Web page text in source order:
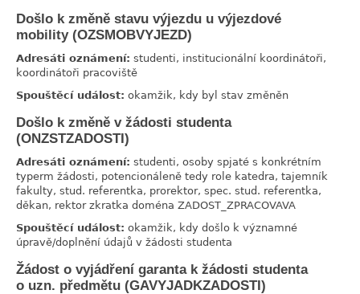
Došlo k změně stavu výjezdu u výjezdové
mobility (OZSMOBVYJEZD)
Adresáti oznámení: studenti, institucionální koordinátoři,
koordinátoři pracoviště
Spouštěcí událost: okamžik, kdy byl stav změněn
Došlo k změně v žádosti studenta
(ONZSTZADOSTI)
Adresáti oznámení: studenti, osoby spjaté s konkrétním
typerm žádosti, potencionáleně tedy role katedra, tajemník
fakulty, stud. referentka, prorektor, spec. stud. referentka,
děkan, rektor zkratka doména ZADOST_ZPRACOVAVA
Spouštěcí událost: okamžik, kdy došlo k významné
úpravě/doplnění údajů v žádosti studenta
Žádost o vyjádření garanta k žádosti studenta
o uzn. předmětu (GAVYJADKZADOSTI)